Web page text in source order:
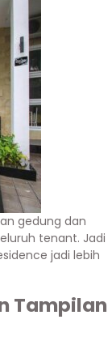
gedung dan
tenant. Jadi
jadi lebih
Tampilan